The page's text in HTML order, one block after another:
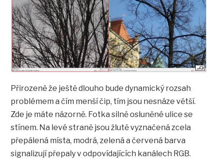
Přirozeně že ještě dlouho bude dynamický rozsah
problémem a čím menší čip, tím jsou nesnáze větší.
Zde je máte názorně. Fotka silně osluněné ulice se
stínem. Na levé straně jsou žlutě vyznačená zcela
přepálená místa, modrá, zelená a červená barva
signalizují přepaly v odpovídajících kanálech RGB.